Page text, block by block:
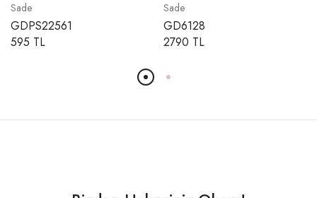
Sade
GDPS22561
595 TL
Sade
GD6128
2790 TL